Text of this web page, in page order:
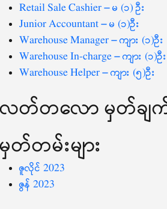
Retail Sale Cashier – မ (၁) ဦး
Junior Accountant – မ (၁)ဦး
Warehouse Manager – ကျား (၁)ဦး
Warehouse In-charge – ကျား (၁)ဦး
Warehouse Helper – ကျား (၅)ဦး
လတ်တ‌လော မှတ်ချက်မ
မှတ်တမ်းများ
ဇူလိုင် 2023
ဇွန် 2023